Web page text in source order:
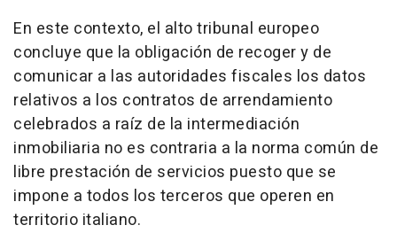
En este contexto, el alto tribunal europeo
concluye que la obligación de recoger y de
comunicar a las autoridades fiscales los datos
relativos a los contratos de arrendamiento
celebrados a raíz de la intermediación
inmobiliaria no es contraria a la norma común de
libre prestación de servicios puesto que se
impone a todos los terceros que operen en
territorio italiano.